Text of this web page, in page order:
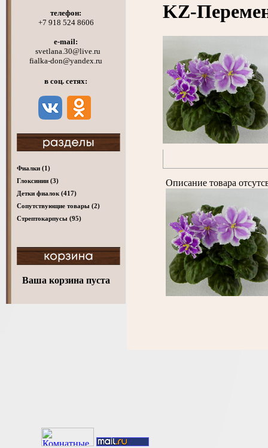
телефон:
+7 918 524 8606
e-mail:
svetlana.30@live.ru
fialka-don@yandex.ru
в соц. сетях:
Фиалки (1)
Глоксинии (3)
Детки фиалок (417)
Cопутствующие товары (2)
Стрептокарпусы (95)
Ваша корзина пуста
KZ-
Описание товара